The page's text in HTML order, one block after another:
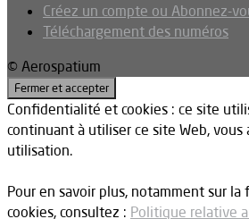
Créez un compte ou Abonnez-
Téléchargement des numéros
© Aerospatium
Confidentialité et cookies : ce site
continuant à utiliser ce site Web, vous
utilisation.
Pour en savoir plus, notamment sur la
cookies, consultez : Politique relative